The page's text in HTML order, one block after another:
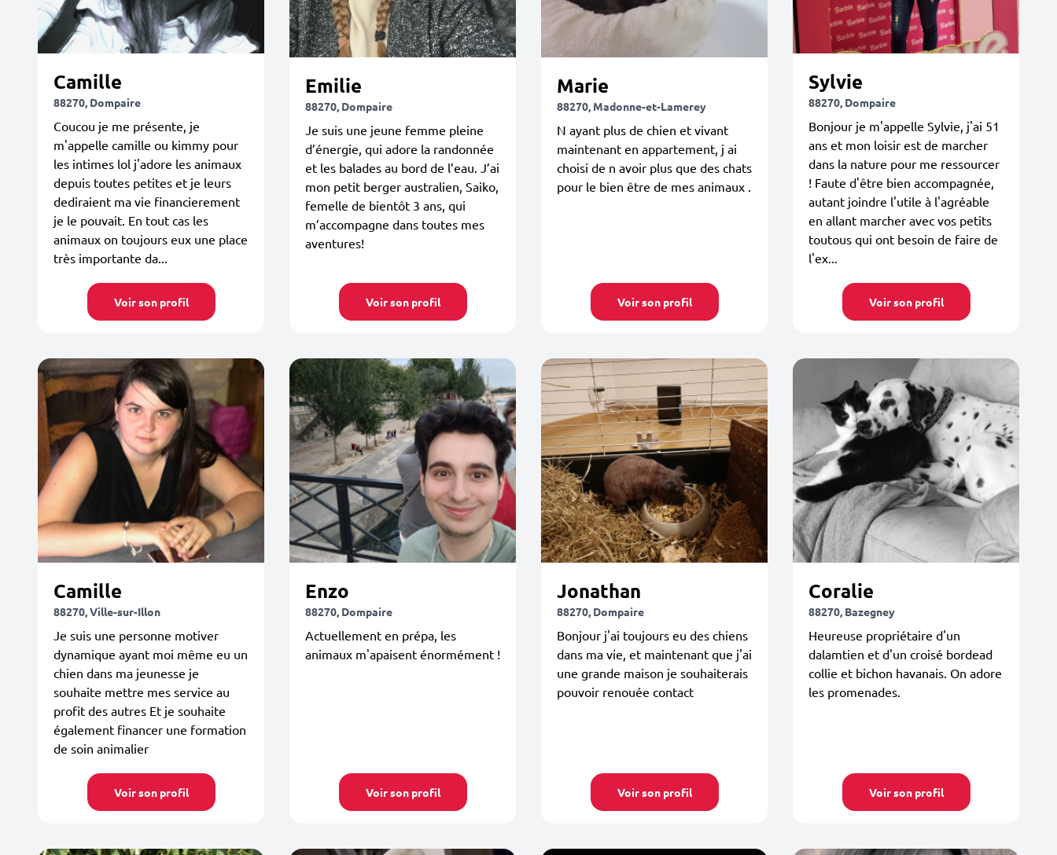
Camille
88270, Dompaire
Coucou je me présente, je
m'appelle camille ou kimmy pour
les intimes lol j'adore les animaux
depuis toutes petites et je leurs
dediraient ma vie financierement
je le pouvait. En tout cas les
animaux on toujours eux une place
très importante da...
Voir son profil
Emilie
88270, Dompaire
Je suis une jeune femme pleine
d’énergie, qui adore la randonnée
et les balades au bord de l’eau. J’ai
mon petit berger australien, Saiko,
femelle de bientôt 3 ans, qui
m’accompagne dans toutes mes
aventures!
Voir son profil
Marie
88270, Madonne-et-Lamerey
N ayant plus de chien et vivant
maintenant en appartement, j ai
choisi de n avoir plus que des chats
pour le bien être de mes animaux .
Voir son profil
Sylvie
88270, Dompaire
Bonjour je m'appelle Sylvie, j'ai 51
ans et mon loisir est de marcher
dans la nature pour me ressourcer
! Faute d'être bien accompagnée,
autant joindre l'utile à l'agréable
en allant marcher avec vos petits
toutous qui ont besoin de faire de
l'ex...
Voir son profil
Camille
88270, Ville-sur-Illon
Je suis une personne motiver
dynamique ayant moi même eu un
chien dans ma jeunesse je
souhaite mettre mes service au
profit des autres Et je souhaite
également financer une formation
de soin animalier
Voir son profil
Enzo
88270, Dompaire
Actuellement en prépa, les
animaux m'apaisent énormément !
Voir son profil
Jonathan
88270, Dompaire
Bonjour j'ai toujours eu des chiens
dans ma vie, et maintenant que j'ai
une grande maison je souhaiterais
pouvoir renouée contact
Voir son profil
Coralie
88270, Bazegney
Heureuse propriétaire d'un
dalamtien et d'un croisé bordead
collie et bichon havanais. On adore
les promenades.
Voir son profil